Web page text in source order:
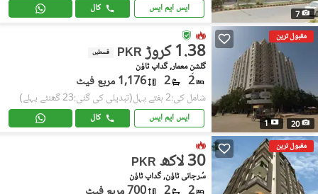
7 ایس ایم ایس کال
مقبول ترین
20
1
PKR 1.38 کروڑ قسطیں
گلشنِ معمار, گداپ ٹاؤن
2
2 1,176 مربع فیٹ
شامل کی:2 ہفتے پہل (تبدیلی کی گئی:23 گھنٹے پہلے)
ایس ایم ایس کال
مقبول ترین
PKR 30 لاکھ
سُرجانی ٹاؤن, گداپ ٹاؤن